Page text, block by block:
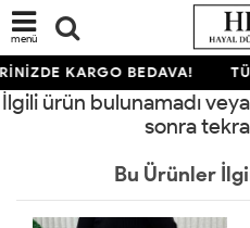
menü
KARGO BEDAVA!
İlgili ürün bulunamadı
sonra
Bu Ürünler